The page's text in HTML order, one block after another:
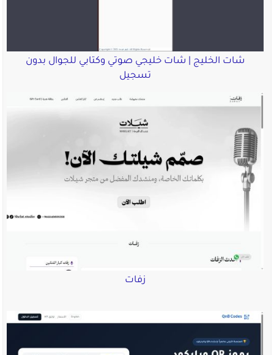
شات الخليج | شات خليجي صوتي وكتابي للجوال بدون
تسجيل
زفات